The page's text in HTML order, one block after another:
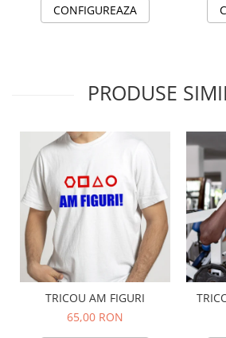
CONFIGUREAZA
PRODUSE
TRICOU AM FIGURI
65,00 RON